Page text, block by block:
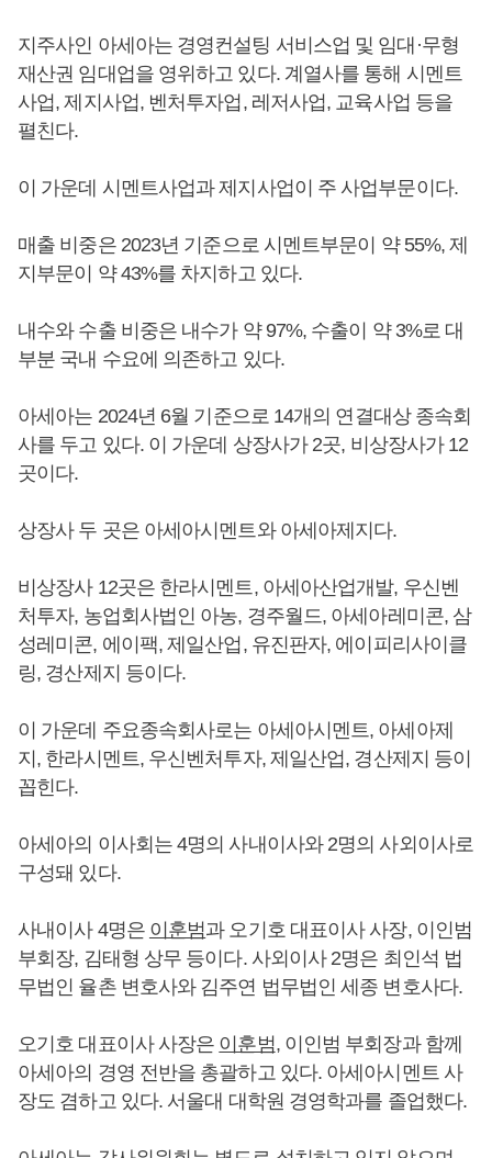
지주사인 아세아는 경영컨설팅 서비스업 및 임대·무형
재산권 임대업을 영위하고 있다. 계열사를 통해 시멘트
사업, 제지사업, 벤처투자업, 레저사업, 교육사업 등을
펼친다.
이 가운데 시멘트사업과 제지사업이 주 사업부문이다.
매출 비중은 2023년 기준으로 시멘트부문이 약 55%, 제
지부문이 약 43%를 차지하고 있다.
내수와 수출 비중은 내수가 약 97%, 수출이 약 3%로 대
부분 국내 수요에 의존하고 있다.
아세아는 2024년 6월 기준으로 14개의 연결대상 종속회
사를 두고 있다. 이 가운데 상장사가 2곳, 비상장사가 12
곳이다.
상장사 두 곳은 아세아시멘트와 아세아제지다.
비상장사 12곳은 한라시멘트, 아세아산업개발, 우신벤
처투자, 농업회사법인 아농, 경주월드, 아세아레미콘, 삼
성레미콘, 에이팩, 제일산업, 유진판자, 에이피리사이클
링, 경산제지 등이다.
이 가운데 주요종속회사로는 아세아시멘트, 아세아제
지, 한라시멘트, 우신벤처투자, 제일산업, 경산제지 등이
꼽힌다.
아세아의 이사회는 4명의 사내이사와 2명의 사외이사로
구성돼 있다.
사내이사 4명은 이훈범과 오기호 대표이사 사장, 이인범
부회장, 김태형 상무 등이다. 사외이사 2명은 최인석 법
무법인 율촌 변호사와 김주연 법무법인 세종 변호사다.
오기호 대표이사 사장은 이훈범, 이인범 부회장과 함께
아세아의 경영 전반을 총괄하고 있다. 아세아시멘트 사
장도 겸하고 있다. 서울대 대학원 경영학과를 졸업했다.